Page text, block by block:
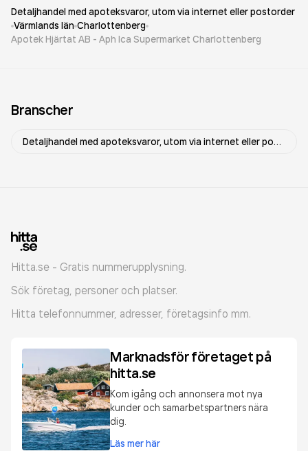
Detaljhandel med apoteksvaror, utom via internet eller postorder
Värmlands län Charlottenberg
Apotek Hjärtat AB - Aph Ica Supermarket Charlottenberg
Branscher
Detaljhandel med apoteksvaror, utom via internet eller postorder
Hitta.se - Gratis nummerupplysning.
Sök företag, personer och platser.
Hitta telefonnummer, adresser, företagsinfo mm.
Marknadsför företaget på
hitta.se
Kom igång och annonsera mot nya
kunder och samarbetspartners nära
dig.
Läs mer här